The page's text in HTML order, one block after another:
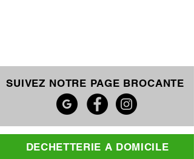
SUIVEZ NOTRE PAGE BROCANTE
DECHETTERIE A DOMICILE